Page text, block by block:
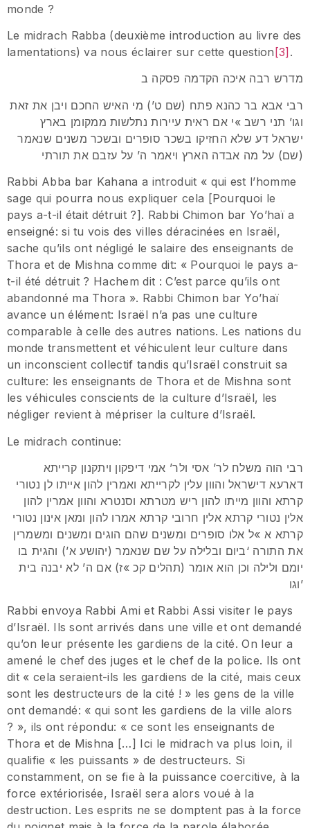
monde ?
Le midrach Rabba (deuxième introduction au livre des
lamentations) va nous éclairer sur cette question[3].
מדרש רבה איכה הקדמה פסקה ב
רבי אבא בר כהנא פתח (שם ט’) מי האיש החכם ויבן את זאת
וגו’ תני רשב »י אם ראית עיירות נתלשות ממקומן בארץ
ישראל דע שלא החזיקו בשכר סופרים ובשכר משנים שנאמר
(שם) על מה אבדה הארץ ויאמר ה’ על עזבם את תורתי
Rabbi Abba bar Kahana a introduit « qui est l’homme
sage qui pourra nous expliquer cela [Pourquoi le
pays a-t-il était détruit ?]. Rabbi Chimon bar Yo’haï a
enseigné: si tu vois des villes déracinées en Israël,
sache qu’ils ont négligé le salaire des enseignants de
Thora et de Mishna comme dit: « Pourquoi le pays a-
t-il été détruit ? Hachem dit : C’est parce qu’ils ont
abandonné ma Thora ». Rabbi Chimon bar Yo’haï
avance un élément: Israël n’a pas une culture
comparable à celle des autres nations. Les nations du
monde transmettent et véhiculent leur culture dans
un inconscient collectif tandis qu’Israël construit sa
culture: les enseignants de Thora et de Mishna sont
les véhicules conscients de la culture d’Israël, les
négliger revient à mépriser la culture d’Israël.
Le midrach continue:
רבי הוה משלח לר’ אסי ולר’ אמי דיפקון ויתקנון קרייתא
דארעא דישראל והוון עלין לקרייתא ואמרין להון אייתו לן נטורי
קרתא והוון מייתו להון ריש מטרתא וסנטרא והוון אמרין להון
אלין נטורי קרתא אלין חרובי קרתא אמרו להון ומאן אינון נטורי
קרתא א »ל אלו סופרים ומשנים שהם הוגים ומשנים ומשמרין
את התורה ‘ביום ובלילה על שם שנאמר (יהושע א’) והגית בו
יומם ולילה וכן הוא אומר (תהלים קכ »ז) אם ה’ לא יבנה בית
וגו’
Rabbi envoya Rabbi Ami et Rabbi Assi visiter le pays
d’Israël. Ils sont arrivés dans une ville et ont demandé
qu’on leur présente les gardiens de la cité. On leur a
amené le chef des juges et le chef de la police. Ils ont
dit « cela seraient-ils les gardiens de la cité, mais ceux
sont les destructeurs de la cité ! » les gens de la ville
ont demandé: « qui sont les gardiens de la ville alors
? », ils ont répondu: « ce sont les enseignants de
Thora et de Mishna […] Ici le midrach va plus loin, il
qualifie « les puissants » de destructeurs. Si
constamment, on se fie à la puissance coercitive, à la
force extériorisée, Israël sera alors voué à la
destruction. Les esprits ne se domptent pas à la force